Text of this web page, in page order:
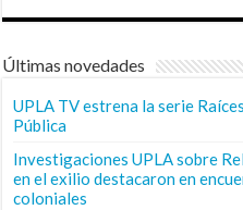
Últimas novedades
UPLA TV estrena la serie
Pública
Investigaciones UPLA sobre
en el exilio destacaron en
coloniales